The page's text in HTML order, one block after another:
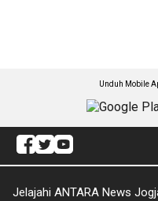
Unduh Mobile
Jelajahi ANTARA News